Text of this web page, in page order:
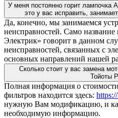
У меня постоянно горит лампочка
это у вас исправить,
Да, конечно, мы занимаемся
неисправностей. Само название
Электрик» говорит в данном
неисправностей, связанных с
основных направлений нашей
Сколько стоит у вас замена
Тойоты
Полная информация о
фильтров находится здесь:
нужную Вам модификацию, и
необходимую информацию.